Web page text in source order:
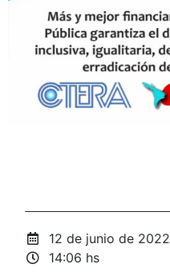
12 de junio de 2022
14:06 hs